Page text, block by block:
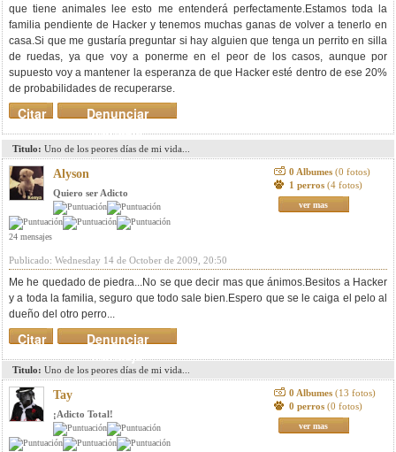
que tiene animales lee esto me entenderá perfectamente.Estamos toda la
familia pendiente de Hacker y tenemos muchas ganas de volver a tenerlo en
casa.Si que me gustaría preguntar si hay alguien que tenga un perrito en silla
de ruedas, ya que voy a ponerme en el peor de los casos, aunque por
supuesto voy a mantener la esperanza de que Hacker esté dentro de ese 20%
de probabilidades de recuperarse.
Denunciar
mensaje
Citar
Titulo: Uno de los peores días de mi vida...
Alyson
Quiero ser Adicto
24 mensajes
0 Albumes (0 fotos)
1 perros (4 fotos)
ver mas
Publicado: Wednesday 14 de October de 2009, 20:50
Me he quedado de piedra...No se que decir mas que ánimos.Besitos a Hacker
y a toda la familia, seguro que todo sale bien.Espero que se le caiga el pelo al
dueño del otro perro...
Denunciar
mensaje
Citar
Titulo: Uno de los peores días de mi vida...
Tay
¡Adicto Total!
0 Albumes (13 fotos)
0 perros (0 fotos)
ver mas